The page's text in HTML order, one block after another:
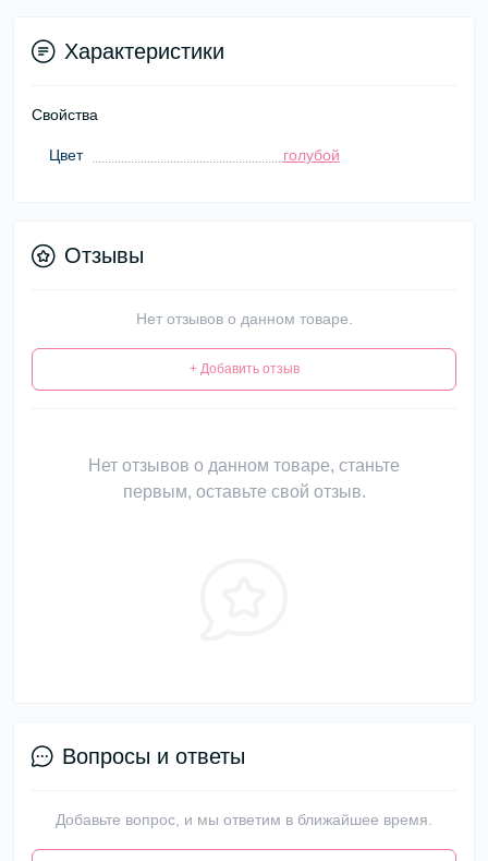
Характеристики
Свойства
Цвет голубой
Отзывы
Нет отзывов о данном товаре.
+ Добавить отзыв
Нет отзывов о данном товаре, станьте
первым, оставьте свой отзыв.
Вопросы и ответы
Добавьте вопрос, и мы ответим в ближайшее время.